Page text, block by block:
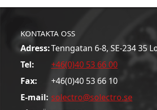
KONTAKTA OSS
Adress:Tenngatan 6-8, SE-234 35
Tel:
+46(0)40 53 66 00
Fax:
+46(0)40 53 66 10
E-mail: solectro@solectro.se